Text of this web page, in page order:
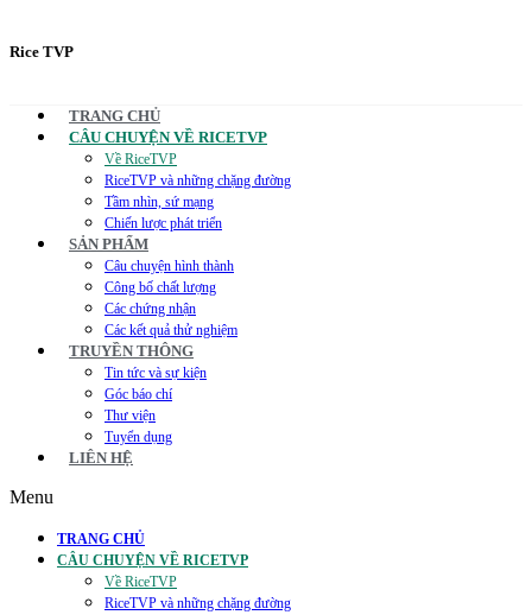
Rice TVP
TRANG CHỦ
CÂU CHUYỆN VỀ RICETVP
Về RiceTVP
RiceTVP và những chặng đường
Tầm nhìn, sứ mạng
Chiến lược phát triển
SẢN PHẨM
Câu chuyện hình thành
Công bố chất lượng
Các chứng nhận
Các kết quả thử nghiệm
TRUYỀN THÔNG
Tin tức và sự kiện
Góc báo chí
Thư viện
Tuyển dụng
LIÊN HỆ
Menu
TRANG CHỦ
CÂU CHUYỆN VỀ RICETVP
Về RiceTVP
RiceTVP và những chặng đường